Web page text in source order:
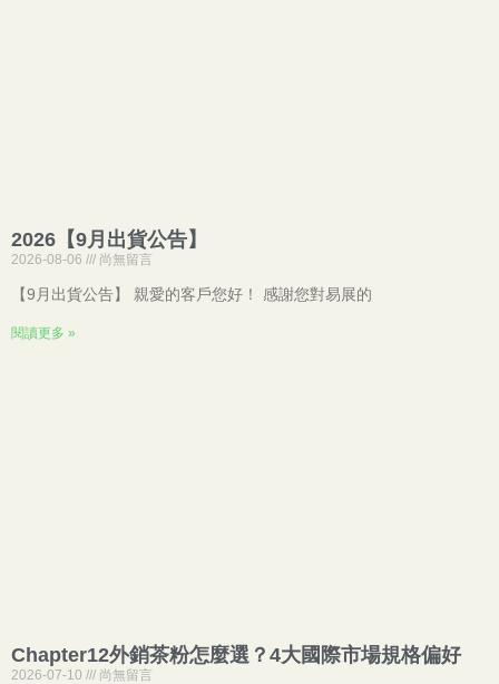
2026【9月出貨公告】
2026-08-06 尚無留言
【9月出貨公告】 親愛的客戶您好！ 感謝您對易展的
閱讀更多 »
Chapter12外銷茶粉怎麼選？4大國際市場規格偏好
2026-07-10 尚無留言